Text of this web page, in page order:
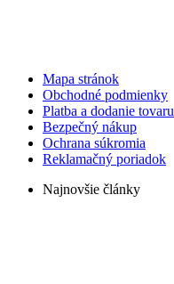
Mapa stránok
Obchodné podmienky
Platba a dodanie tovaru
Bezpečný nákup
Ochrana súkromia
Reklamačný poriadok
Najnovšie články